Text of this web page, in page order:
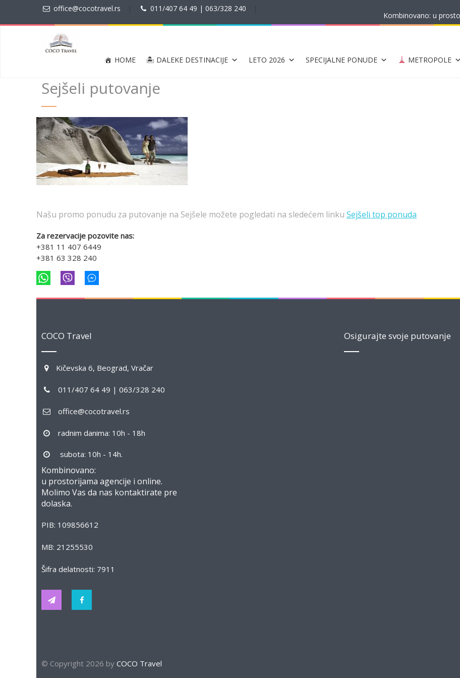
office@cocotravel.rs 011/407 64 49 | 063/328 240
Kombinovano: u
HOME 🏝 DALEKE DESTINACIJE LETO 2026 SPECIJALNE PONUDE METROPOLE
Sejšeli putovanje
Našu promo ponudu za putovanje na Sejšele možete pogledati na sledećem linku Sejšeli top ponuda
Za rezervacije pozovite nas:
+381 11 407 6449
+381 63 328 240
COCO Travel
Kičevska 6, Beograd, Vračar
011/407 64 49 | 063/328 240
office@cocotravel.rs
radnim danima: 10h - 18h
subota: 10h - 14h.
Kombinovano:
u prostorijama agencije i online.
Molimo Vas da nas kontaktirate pre
dolaska.
PIB: 109856612
MB: 21255530
Šifra delatnosti: 7911
Osigurajte svoje putovanje
© Copyright 2026 by COCO Travel